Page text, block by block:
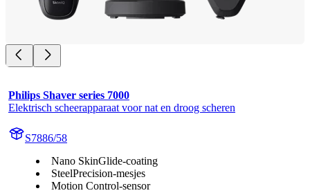
Philips Shaver series 7000
Elektrisch scheerapparaat voor nat en droog scheren
S7886/58
Nano SkinGlide-coating
SteelPrecision-mesjes
Motion Control-sensor